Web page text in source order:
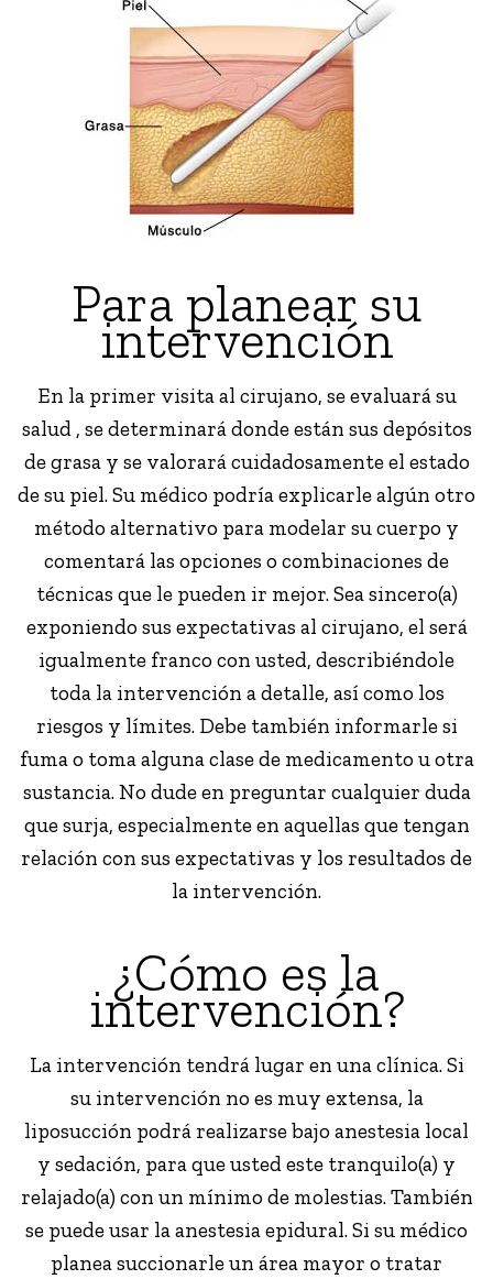
Para planear su
intervención
En la primer visita al cirujano, se evaluará su
salud , se determinará donde están sus depósitos
de grasa y se valorará cuidadosamente el estado
de su piel. Su médico podría explicarle algún otro
método alternativo para modelar su cuerpo y
comentará las opciones o combinaciones de
técnicas que le pueden ir mejor. Sea sincero(a)
exponiendo sus expectativas al cirujano, el será
igualmente franco con usted, describiéndole
toda la intervención a detalle, así como los
riesgos y límites. Debe también informarle si
fuma o toma alguna clase de medicamento u otra
sustancia. No dude en preguntar cualquier duda
que surja, especialmente en aquellas que tengan
relación con sus expectativas y los resultados de
la intervención.
¿Cómo es la
intervención?
La intervención tendrá lugar en una clínica. Si
su intervención no es muy extensa, la
liposucción podrá realizarse bajo anestesia local
y sedación, para que usted este tranquilo(a) y
relajado(a) con un mínimo de molestias. También
se puede usar la anestesia epidural. Si su médico
planea succionarle un área mayor o tratar